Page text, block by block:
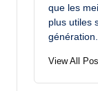
que les
plus utiles
génération.
View All